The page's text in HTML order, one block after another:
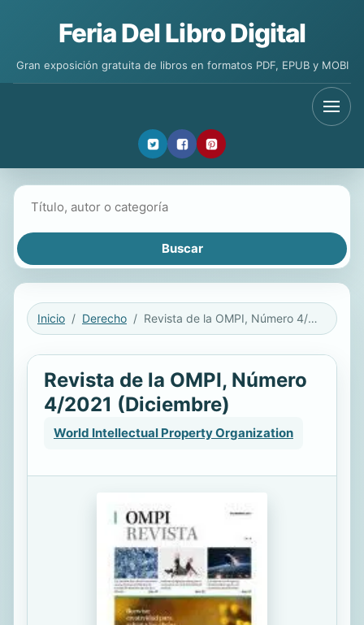
Feria Del Libro Digital
Gran exposición gratuita de libros en formatos PDF, EPUB y MOBI
Inicio Derecho Revista de la OMPI, Número 4/2021 (Diciembre)
Revista de la OMPI, Número
4/2021 (Diciembre)
World Intellectual Property Organization